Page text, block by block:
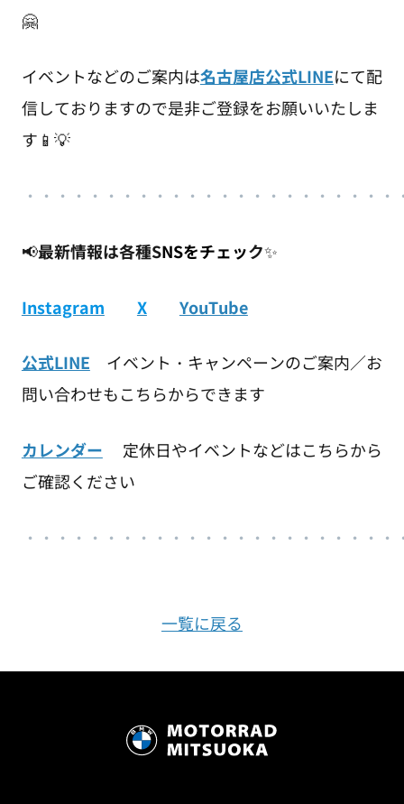
🤗
イベントなどのご案内は名古屋店公式LINEにて配
信しておりますので是非ご登録をお願いいたしま
す📱💡
・・・・・・・・・・・・・・・・・・・・・・
📢最新情報は各種SNSをチェック✨
Instagram X YouTube
公式LINE イベント・キャンペーンのご案内／お
問い合わせもこちらからできます
カレンダー 定休日やイベントなどはこちらから
ご確認ください
・・・・・・・・・・・・・・・・・・・・・・
一覧に戻る